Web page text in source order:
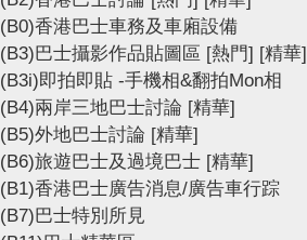
(B0)香港巴士車務及車廂設備
(B3)巴士攝影作品貼圖區 [熱門] [精華]
(B3i)即拍即貼 -手機相&翻拍Mon相
(B4)兩岸三地巴士討論 [精華]
(B5)外地巴士討論 [精華]
(B6)旅遊巴士及過境巴士 [精華]
(B1)香港巴士廣告消息/廣告車行踪
(B7)巴士特別所見